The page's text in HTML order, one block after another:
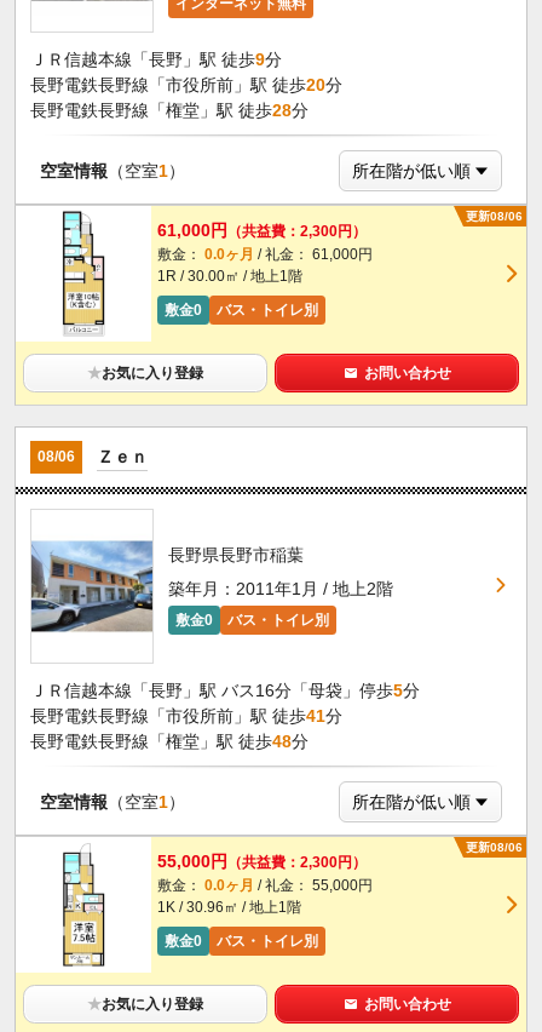
インターネット無料
ＪＲ信越本線「長野」駅 徒歩9分
長野電鉄長野線「市役所前」駅 徒歩20分
長野電鉄長野線「権堂」駅 徒歩28分
空室情報 （空室1）
更新08/06
61,000円
（共益費：2,300円）
敷金： 0.0ヶ月 / 礼金： 61,000円
1R / 30.00㎡ / 地上1階
敷金0
バス・トイレ別
★お気に入り登録 お問い合わせ
08/06 Ｚｅｎ
長野県長野市稲葉
築年月：2011年1月 / 地上2階
敷金0 バス・トイレ別
ＪＲ信越本線「長野」駅 バス16分「母袋」停歩5分
長野電鉄長野線「市役所前」駅 徒歩41分
長野電鉄長野線「権堂」駅 徒歩48分
空室情報 （空室1）
更新08/06
55,000円
（共益費：2,300円）
敷金： 0.0ヶ月 / 礼金： 55,000円
1K / 30.96㎡ / 地上1階
敷金0
バス・トイレ別
★お気に入り登録 お問い合わせ